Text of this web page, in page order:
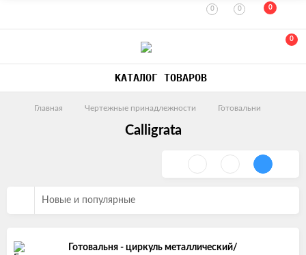
0 0 0
0
КАТАЛОГ ТОВАРОВ
Главная Чертежные принадлежности Готовальни
Calligrata
Новые и популярные
Готовальня - циркуль металлический/